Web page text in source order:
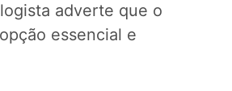
adverte que o
essencial e